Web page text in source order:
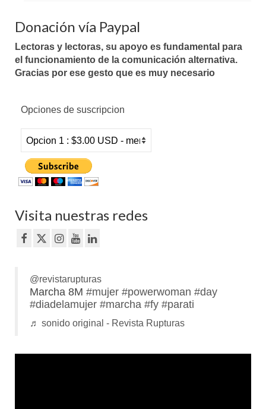
Donación vía Paypal
Lectoras y lectoras, su apoyo es fundamental para
el funcionamiento de la comunicación alternativa.
Gracias por ese gesto que es muy necesario
Opciones de suscripcion
Visita nuestras redes
@revistarupturas
Marcha 8M #mujer #powerwoman #day
#diadelamujer #marcha #fy #parati
♬ sonido original - Revista Rupturas